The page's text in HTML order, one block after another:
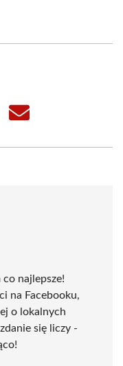
Share
najlepsze!
na Facebooku,
o lokalnych
się liczy -